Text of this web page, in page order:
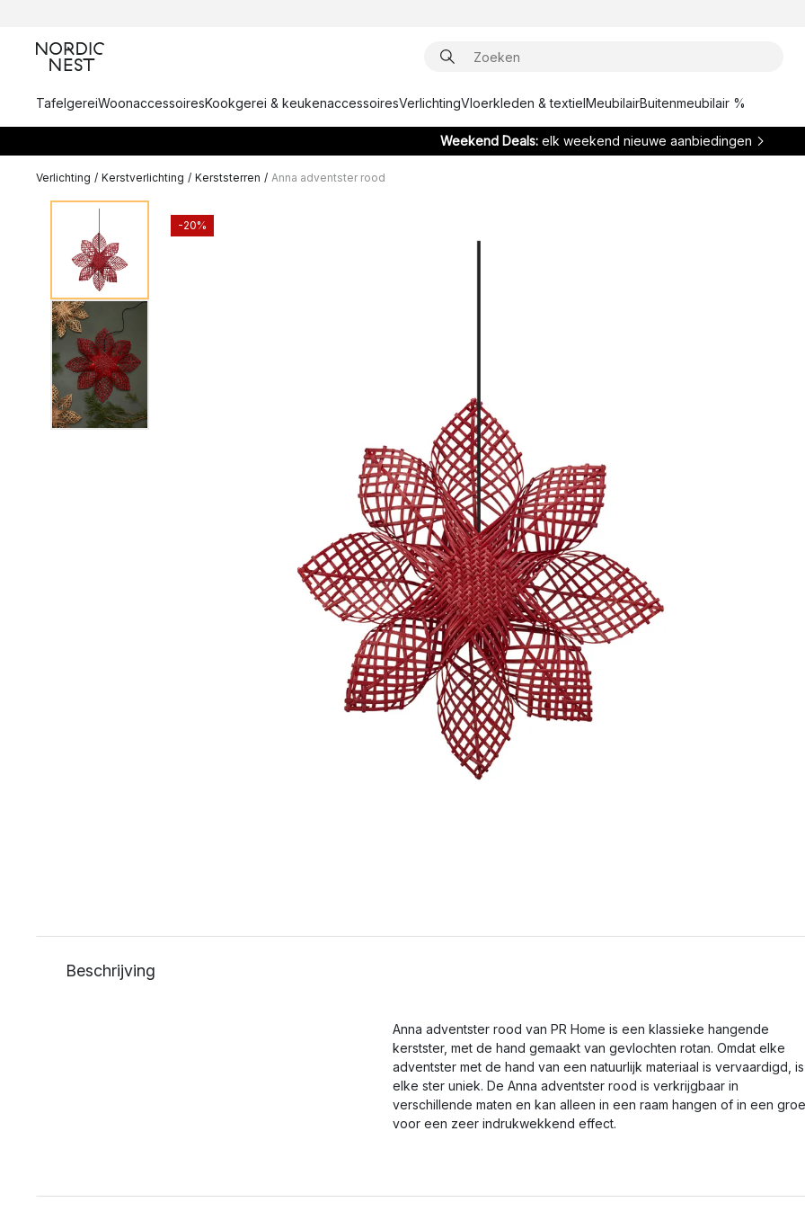
TafelgereiWoonaccessoiresKookgerei & keukenaccessoiresVerlichtingVloerkleden & textielMeubilairBuitenmeubilair %
Weekend Deals: elk weekend nieuwe aanbiedingen
Verlichting / Kerstverlichting / Kerststerren / Anna adventster rood
-20%
Beschrijving
Anna adventster rood van PR Home is een klassieke hangende
kerstster, met de hand gemaakt van gevlochten rotan. Omdat elke
adventster met de hand van een natuurlijk materiaal is vervaardigd, is
elke ster uniek. De Anna adventster rood is verkrijgbaar in
verschillende maten en kan alleen in een raam hangen of in een
voor een zeer indrukwekkend effect.